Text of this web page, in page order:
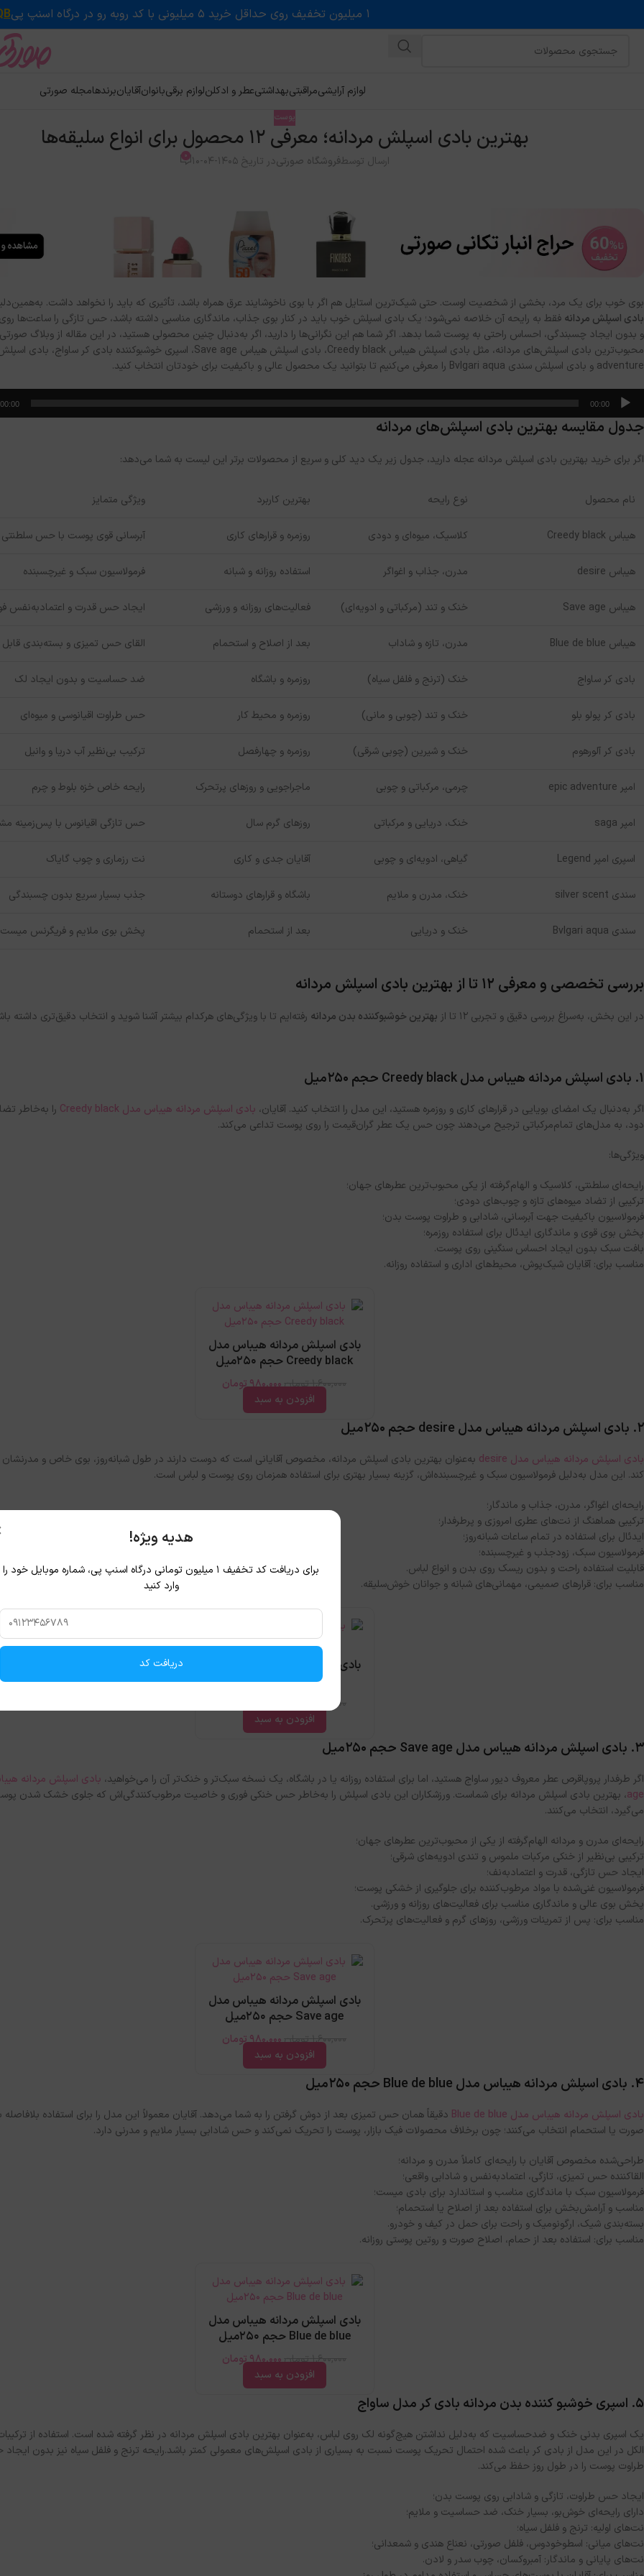
۱ میلیون تخفیف روی حداقل خرید ۵ میلیونی با کد روبه رو در درگاه اسنپ پی
لوازم آرایشیمراقبتیبهداشتیعطر و ادکلنلوازم برقیبانوانآقایانبرندهامجله صورتی
پوست
بهترین بادی اسپلش مردانه؛ معرفی ۱۲ محصول برای انواع سلیقه‌ها
ارسال توسطفروشگاه صورتیدر تاریخ 1405-04-10 0
بوی خوب برای یک مرد، بخشی از شخصیت اوست. حتی شیک‌ترین استایل هم اگر با بوی ناخوشایند عرق همراه باشد، تأثیری که باید را نخواهد داشت.
بادی اسپلش مردانه فقط به رایحه آن خلاصه نمی‌شود؛ یک بادی اسپلش خوب باید در کنار بوی جذاب، ماندگاری مناسبی داشته باشد، حس تازگی را ساعت‌ها
adventure و بادی اسپلش سندی Bvlgari aqua را معرفی می‌کنیم تا بتوانید یک محصول عالی و باکیفیت برای خودتان انتخاب کنید.
پخش‌کننده
صوت
00:00
00:00
جدول مقایسه بهترین بادی اسپلش‌های مردانه
اگر برای خرید بهترین بادی اسپلش مردانه عجله دارید، جدول زیر یک دید کلی و سریع از محصولات برتر این لیست به شما می‌دهد:
نام محصول نوع رایحه بهترین کاربرد ویژگی متمایز
هیباس Creedy black کلاسیک، میوه‌ای و دودی روزمره و قرارهای کاری آبرسانی قوی پوست با حس سلطنتی
هیباس desire مدرن، جذاب و اغواگر استفاده روزانه و شبانه فرمولاسیون سبک و غیرچسبنده
هیباس Save age خنک و تند (مرکباتی و ادویه‌ای) فعالیت‌های روزانه و ورزشی ایجاد حس قدرت و اعتمادبه‌نفس
هیباس Blue de blue مدرن، تازه و شاداب بعد از اصلاح و استحمام القای حس تمیزی و بسته‌بندی
بادی کر ساواج خنک (ترنج و فلفل سیاه) روزمره و باشگاه ضد حساسیت و بدون ایجاد لک
بادی کر پولو بلو خنک و تند (چوبی و مانی) روزمره و محیط کار حس طراوت اقیانوسی و میوه‌ای
بادی کر آلورهوم خنک و شیرین (چوبی شرقی) روزمره و چهارفصل ترکیب بی‌نظیر آب دریا و وانیل
امپر epic adventure چرمی، مرکباتی و چوبی ماجراجویی و روزهای پرتحرک رایحه خاص خزه بلوط و چرم
امپر saga خنک، دریایی و مرکباتی روزهای گرم سال حس تازگی اقیانوس با پس‌زمینه
اسپری امپر Legend گیاهی، ادویه‌ای و چوبی آقایان جدی و کاری نت رزماری و چوب گایاک
سندی silver scent خنک، مدرن و ملایم باشگاه و قرارهای دوستانه جذب بسیار سریع بدون چسبندگی
سندی Bvlgari aqua خنک و دریایی بعد از استحمام پخش بوی ملایم و فریگرنس
بررسی تخصصی و معرفی ۱۲ تا از بهترین بادی اسپلش مردانه
در این بخش، به‌سراغ بررسی دقیق و تجربی ۱۲ تا از بهترین خوشبوکننده بدن مردانه رفته‌ایم تا با ویژگی‌های هرکدام بیشتر آشنا شوید و انتخاب دقیق‌تری داشته
۱. بادی اسپلش مردانه هیباس مدل Creedy black حجم 250میل
اگر به‌دنبال یک امضای بویایی در قرارهای کاری و روزمره هستید، این مدل را انتخاب کنید. آقایان، بادی اسپلش مردانه هیباس مدل Creedy black
را به‌خاطر
دود، به مدل‌های تمام‌مرکباتی ترجیح می‌دهند چون حس یک عطر گران‌قیمت را روی پوست تداعی می‌کند.
ویژگی‌ها:
رایحه‌ای سلطنتی، کلاسیک و الهام‌گرفته از یکی محبوب‌ترین عطرهای جهان؛
ترکیبی از تضاد میوه‌های تازه و چوب‌های دودی؛
فرمولاسیون باکیفیت جهت آبرسانی، شادابی و طراوت پوست بدن؛
پخش بوی قوی و ماندگاری ایدئال برای استفاده روزمره؛
بافت سبک بدون ایجاد احساس سنگینی روی پوست.
مناسب برای: آقایان شیک‌پوش، محیط‌های اداری و استفاده روزانه.
بادی اسپلش مردانه هیباس مدل
Creedy black حجم 250میل
1,600,000تومان980,000تومان
افزودن به سبد
۲. بادی اسپلش مردانه هیباس مدل desire حجم 250میل
بادی اسپلش مردانه هیباس مدل desire
به‌عنوان بهترین بادی اسپلش مردانه، مخصوص آقایانی است که دوست دارند در طول شبانه‌روز، بوی خاص و مدرنشان
کند. این مدل به‌دلیل فرمولاسیون سبک و غیرچسبنده‌اش، گزینه بسیار بهتری برای استفاده همزمان روی پوست و لباس است.
رایحه‌ای اغواگر، مدرن، جذاب و ماندگار؛
ترکیبی هماهنگ از نت‌های عطری امروزی و پرطرفدار؛
ایدئال برای استفاده در تمام ساعات شبانه‌روز؛
فرمولاسیون سبک، زودجذب و غیرچسبنده؛
قابلیت استفاده راحت و بدون ریسک روی بدن و انواع لباس.
مناسب برای: قرارهای صمیمی، مهمانی‌های شبانه و جوانان خوش‌سلیقه.
بادی اسپلش مردانه هیباس مدل
desire حجم 250میل
1,600,000
افزودن به سبد
۳. بادی اسپلش مردانه هیباس مدل Save age حجم 250میل
اگر طرفدار پروپاقرص عطر معروف دیور ساواج هستید، اما برای استفاده روزانه یا در باشگاه، یک نسخه سبک‌تر و خنک‌تر آن را می‌خواهید،
age، بهترین بادی اسپلش مردانه برای شماست. ورزشکاران این بادی اسپلش را به‌خاطر حس خنکی فوری و خاصیت مرطوب‌کنندگی‌اش که جلوی خشک شدن
می‌گیرد، انتخاب می‌کنند.
رایحه‌ای مدرن و مردانه الهام‌گرفته از یکی از محبوب‌ترین عطرهای جهان؛
ترکیبی بی‌نظیر از خنکی مرکبات ملموس و تندی ادویه‌های شرقی؛
ایجاد حس تازگی، قدرت و اعتمادبه‌نف؛
فرمولاسیون غنی‌شده با مواد مرطوب‌کننده برای جلوگیری از خشکی پوست؛
پخش بوی عالی و ماندگاری مناسب برای فعالیت‌های روزانه و ورزشی.
مناسب برای: پس از تمرینات ورزشی، روزهای گرم و فعالیت‌های پرتحرک.
بادی اسپلش مردانه هیباس مدل
Save age حجم 250میل
1,600,000تومان980,000تومان
افزودن به سبد
۴. بادی اسپلش مردانه هیباس مدل Blue de blue حجم 250میل
بادی اسپلش مردانه هیباس مدل Blue de blue
دقیقاً همان حس تمیزی بعد از دوش گرفتن را به شما می‌دهد. آقایان معمولاً این مدل را برای استفاده بلافاصله
صورت یا استحمام انتخاب می‌کنند؛ چون برخلاف محصولات فیک بازار، پوست را تحریک نمی‌کند و حس شادابی بسیار ملایم و مدرنی دارد.
طراحی‌شده مخصوص آقایان با رایحه‌ای کاملاً مدرن و مردانه؛
القاکننده حس تمیزی، تازگی، اعتمادبه‌نفس و شادابی واقعی؛
فرمولاسیون سبک با ماندگاری مناسب و استاندارد برای بادی میست؛
مناسب و آرامش‌بخش برای استفاده بعد از اصلاح یا استحمام؛
بسته‌بندی شیک، ارگونومیک و راحت برای حمل در کیف و خودرو.
مناسب برای: استفاده بعد از حمام، اصلاح صورت و روتین پوستی روزانه.
بادی اسپلش مردانه هیباس مدل
Blue de blue حجم 250میل
1,600,000تومان980,000تومان
افزودن به سبد
۵. اسپری خوشبو کننده بدن مردانه بادی کر مدل ساواج
یک اسپری بدنی خنک و ضدحساسیت که به‌دلیل نداشتن هیچ‌گونه لک روی لباس، به‌عنوان بهترین بادی اسپلش مردانه در نظر گرفته شده است. استفاده از
الکل در این مدل از بادی کر باعث شده احتمال تحریک پوست نسبت به بسیاری از بادی اسپلش‌های معمولی کمتر باشد.رایحه ترنج و فلفل سیاه نیز بدون
طراوت پوست را در طول روز حفظ می‌کند.
ایجاد حس طراوت، تازگی و شادابی روی پوست بدن؛
دارای رایحه‌ای خوش‌بو، بسیار خنک، ضد حساسیت و ملایم؛
نت‌های اولیه: ترنج و فلفل سیاه؛
نت‌های میانی: اسطوخودوس، فلفل صورتی، نعناع هندی و شمعدانی؛
نت‌های پایانی و ماندگار: آمبروکسان، چوب سدر و لادن.
هدیه ویژه!
برای دریافت کد تخفیف ۱ میلیون تومانی درگاه اسنپ پی، شماره موبایل خود را
وارد کنید
دریافت کد